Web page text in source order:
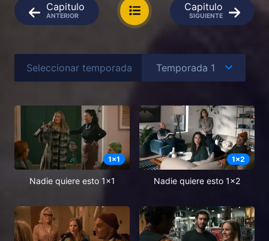
Capitulo
ANTERIOR
Capitulo
SIGUIENTE
Seleccionar temporada
1x1
Nadie quiere esto 1x1
1x2
Nadie quiere esto 1x2